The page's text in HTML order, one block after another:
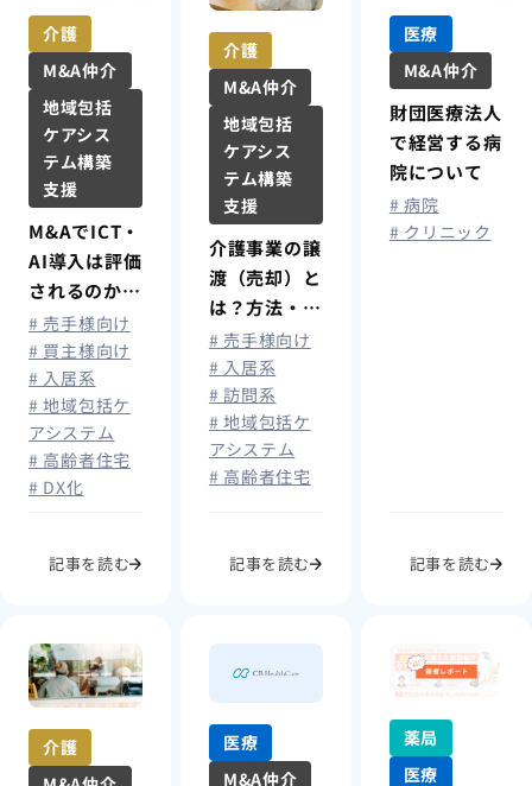
介護
M&A仲介
地域包括
ケアシス
テム構築
支援
M&AでICT・
AI導入は評価
されるのか?
買手が見る介
護事業の“企
業価値”の考
え方
# 売手様向け
# 買主様向け
# 入居系
# 地域包括ケ
アシステム
# 高齢者住宅
# DX化
記事を読む
介護
M&A仲介
地域包括
ケアシス
テム構築
支援
介護事業の譲
渡（売却）と
は？方法・流
れや法人格別
の注意点を解
説！
# 売手様向け
# 入居系
# 訪問系
# 地域包括ケ
アシステム
# 高齢者住宅
記事を読む
医療
M&A仲介
財団医療法人
で経営する病
院について
# 病院
# クリニック
記事を読む
介護
医療
M&A仲介
薬局
医療